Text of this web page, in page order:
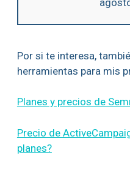
Por si te interesa,
herramientas para mis
Planes y precios de
Precio de
planes?